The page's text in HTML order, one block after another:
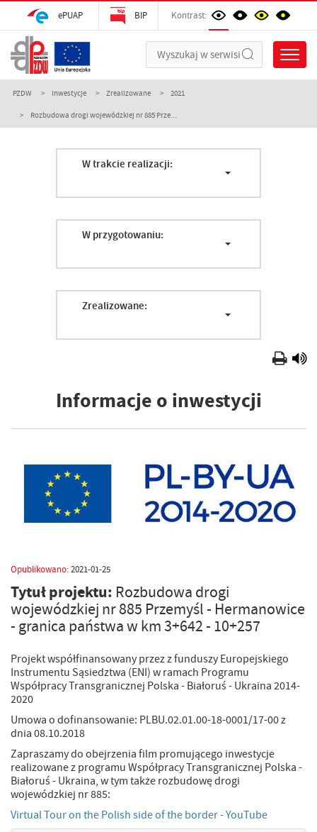
ePUAP BIP Kontrast:
PZDW Inwestycje Zrealizowane 2021
Rozbudowa drogi wojewódzkiej nr 885 Prze...
W trakcie realizacji:
W przygotowaniu:
Zrealizowane:
Informacje o inwestycji
Opublikowano:2021-01-25
Tytuł projektu: Rozbudowa drogi
wojewódzkiej nr 885 Przemyśl - Hermanowice
- granica państwa w km 3+642 - 10+257
Projekt współfinansowany przez z funduszy Europejskiego
Instrumentu Sąsiedztwa (ENI) w ramach Programu
Współpracy Transgranicznej Polska - Białoruś - Ukraina 2014-
2020
Umowa o dofinansowanie: PLBU.02.01.00-18-0001/17-00 z
dnia 08.10.2018
Zapraszamy do obejrzenia film promującego inwestycje
realizowane z programu Współpracy Transgranicznej Polska -
Białoruś - Ukraina, w tym także rozbudowę drogi
wojewódzkiej nr 885:
Virtual Tour on the Polish side of the border - YouTube